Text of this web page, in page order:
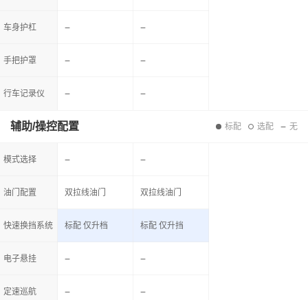
车身护杠
手把护罩
行车记录仪
辅助/操控配置 标配 选配 无
模式选择
油门配置
快速换挡系统
电子悬挂
定速巡航
双拉线油门 双拉线油门
标配 仅升档 标配 仅升挡